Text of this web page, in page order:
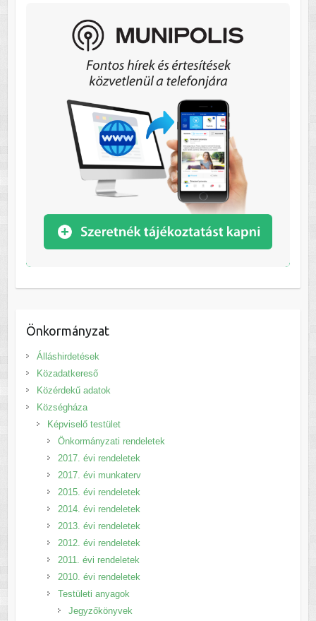
Önkormányzat
Álláshirdetések
Közadatkereső
Közérdekű adatok
Községháza
Képviselő testület
Önkormányzati rendeletek
2017. évi rendeletek
2017. évi munkaterv
2015. évi rendeletek
2014. évi rendeletek
2013. évi rendeletek
2012. évi rendeletek
2011. évi rendeletek
2010. évi rendeletek
Testületi anyagok
Jegyzőkönyvek